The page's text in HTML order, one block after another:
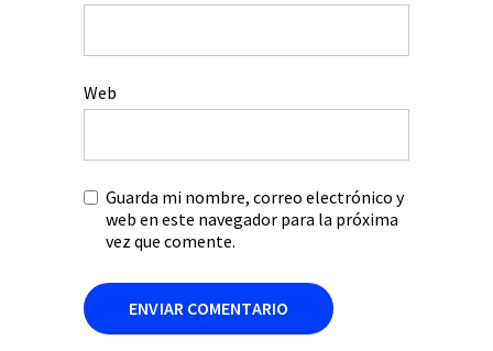
Web
Guarda mi nombre, correo electrónico y
web en este navegador para la próxima
vez que comente.